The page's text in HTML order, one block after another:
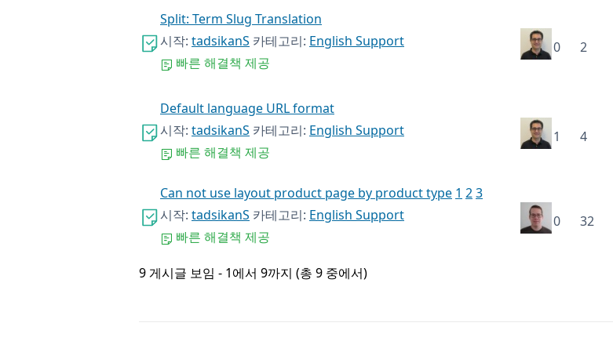
Split: Term Slug Translation
시작: tadsikanS 카테고리: English Support
빠른 해결책 제공
0 2
Default language URL format
시작: tadsikanS 카테고리: English Support
빠른 해결책 제공
1 4
Can not use layout product page by product type 1 23
시작: tadsikanS 카테고리: English Support
빠른 해결책 제공
0 32
9 게시글 보임 - 1에서 9까지 (총 9 중에서)